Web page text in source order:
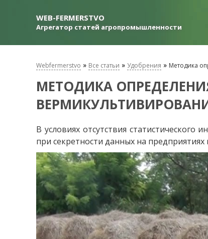
WEB-FERMERSTVO
Агрегатор статей агропромышленности
Webfermerstvo » Все статьи » Удобрения » Методика
МЕТОДИКА
В условиях отсутствия
при секретности данных на